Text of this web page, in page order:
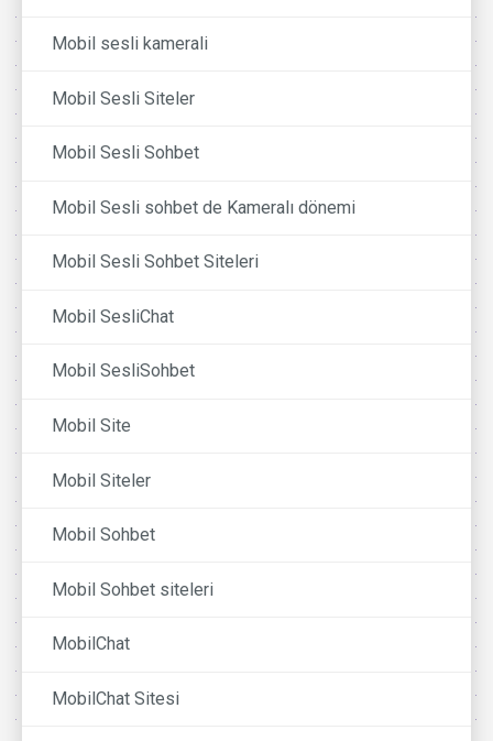
Mobil sesli kamerali
Mobil Sesli Siteler
Mobil Sesli Sohbet
Mobil Sesli sohbet de Kameralı dönemi
Mobil Sesli Sohbet Siteleri
Mobil SesliChat
Mobil SesliSohbet
Mobil Site
Mobil Siteler
Mobil Sohbet
Mobil Sohbet siteleri
MobilChat
MobilChat Sitesi